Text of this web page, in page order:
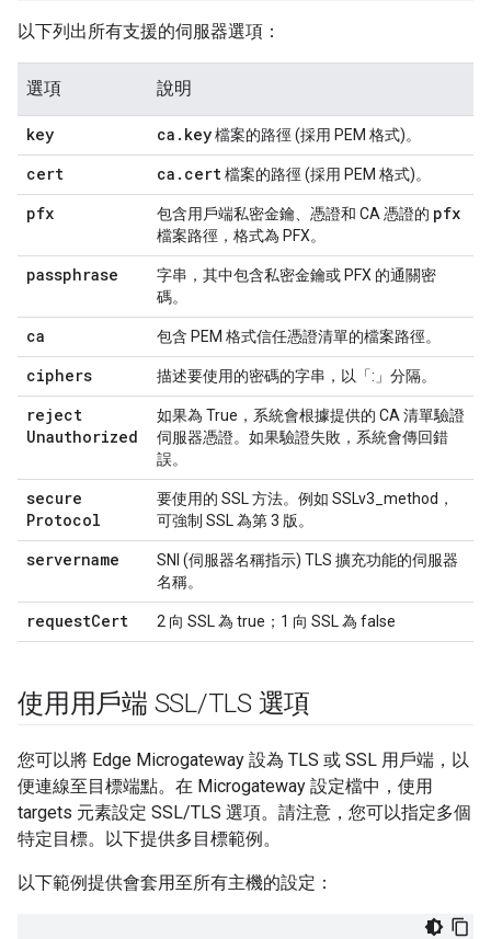
以下列出所有支援的伺服器選項：
選項 說明
key ca . key檔案的路徑 (採用 PEM 格式)。
cert ca . cert檔案的路徑 (採用 PEM 格式)。
pfx 包含用戶端私密金鑰、憑證和 CA 憑證的 pfx
檔案路徑，格式為 PFX。
passphrase
字串，其中包含私密金鑰或 PFX 的通關密
碼。
ca 包含 PEM 格式信任憑證清單的檔案路徑。
ciphers 描述要使用的密碼的字串，以「:」分隔。
reject
Unauthorized
如果為 True，系統會根據提供的 CA 清單驗證
伺服器憑證。如果驗證失敗，系統會傳回錯
誤。
secure
Protocol
要使用的 SSL 方法。例如 SSLv3_method，
可強制 SSL 為第 3 版。
servername
SNI (伺服器名稱指示) TLS 擴充功能的伺服器
名稱。
requestCert 2 向 SSL 為 true；1 向 SSL 為 false
使用用戶端 SSL/TLS 選項
您可以將 Edge Microgateway 設為 TLS 或 SSL 用戶端，以
便連線至目標端點。在 Microgateway 設定檔中，使用
targets 元素設定 SSL/TLS 選項。請注意，您可以指定多個
特定目標。以下提供多目標範例。
以下範例提供會套用至所有主機的設定：